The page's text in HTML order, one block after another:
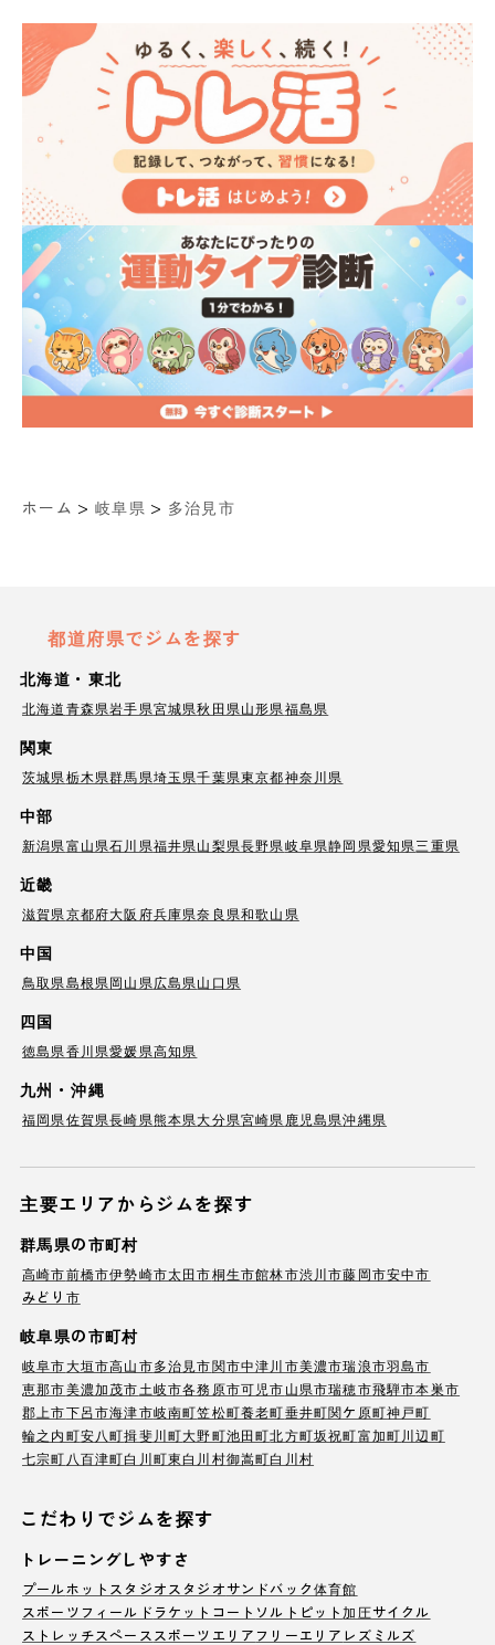
ホーム > 岐阜県 > 多治見市
都道府県でジムを探す
北海道・東北
北海道青森県岩手県宮城県秋田県山形県福島県
関東
茨城県栃木県群馬県埼玉県千葉県東京都神奈川県
中部
新潟県富山県石川県福井県山梨県長野県岐阜県静岡県愛知県三重県
近畿
滋賀県京都府大阪府兵庫県奈良県和歌山県
中国
鳥取県島根県岡山県広島県山口県
四国
徳島県香川県愛媛県高知県
九州・沖縄
福岡県佐賀県長崎県熊本県大分県宮崎県 鹿児島県沖縄県
主要エリアからジムを探す
群馬県の市町村
高崎市前橋市伊勢崎市太田市桐生市館林市渋川市藤岡市安中市
みどり市
岐阜県の市町村
岐阜市大垣市高山市多治見市関市中津川市美濃市瑞浪市羽島市
恵那市美濃加茂市土岐市各務原市可児市山県市瑞穂市飛騨市本巣市
郡上市下呂市海津市岐南町笠松町養老町垂井町関ケ原町神戸町
輪之内町安八町揖斐川町大野町池田町北方町坂祝町富加町川辺町
七宗町 八百津町白川町東白川村御嵩町白川村
こだわりでジムを探す
トレーニングしやすさ
プールホットスタジオ スタジオサンドバック体育館
スポーツフィールド ラケットコート ソルトピット加圧サイクル
ストレッチスペース スポーツエリア フリーエリア レズミルズ